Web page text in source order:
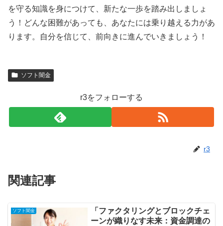
を守る知識を身につけて、新たな一歩を踏み出しましょ
う！どんな困難があっても、あなたには乗り越える力があ
ります。自分を信じて、前向きに進んでいきましょう！
ソフト闇金
r3をフォローする
r3
関連記事
ソフト闇金
「ファクタリングとブロックチェ
ーンが織りなす未来：資金調達の